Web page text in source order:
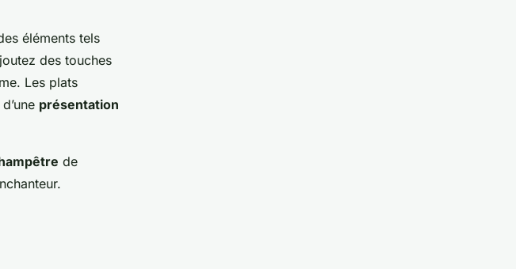
éléments tels
des touches
Les plats
présentation
de